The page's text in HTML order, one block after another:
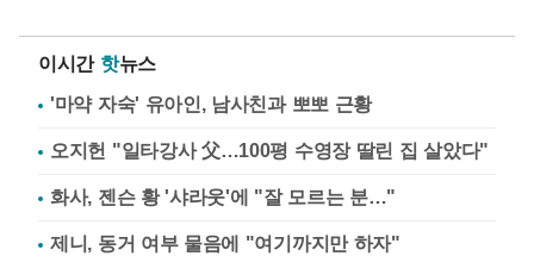
이시간 핫뉴스
'마약 자숙' 유아인, 남사친과 뽀뽀 근황
오지헌 "일타강사 父…100평 수영장 딸린 집 살았다"
화사, 젠슨 황 '샤라웃'에 "잘 모르는 분…"
제니, 동거 여부 물음에 "여기까지만 하자"